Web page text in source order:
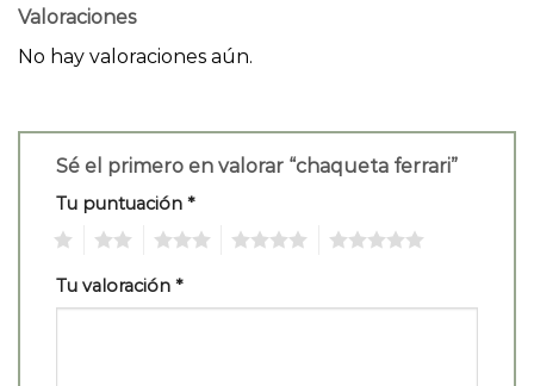
Valoraciones
No hay valoraciones aún.
Sé el primero en valorar “chaqueta ferrari”
Tu puntuación *
Tu valoración *